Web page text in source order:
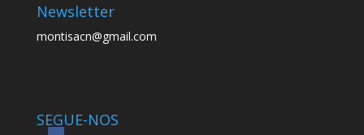
Newsletter
montisacn@gmail.com
SEGUE-NOS